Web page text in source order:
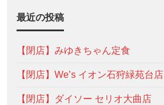
最近の投稿
【閉店】みゆきちゃん定食
【閉店】We’s イオン石狩緑苑台店
【閉店】ダイソー セリオ大曲店